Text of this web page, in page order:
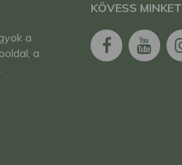
a
a
KÖVESS MINKET